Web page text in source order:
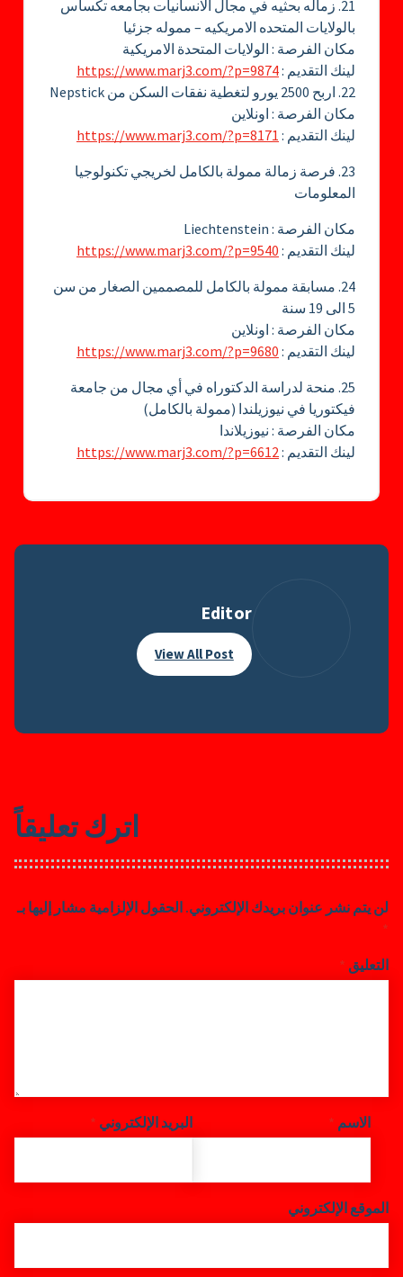
21. زماله بحثيه في مجال الانسانيات بجامعه تكساس
بالولايات المتحده الامريكيه – مموله جزئيا
مكان الفرصة : الولايات المتحدة الامريكية
لينك التقديم :https://www.marj3.com/?p=9874
22. اربح 2500 يورو لتغطية نفقات السكن من Nepstick
مكان الفرصة : اونلاين
لينك التقديم : https://www.marj3.com/?p=8171
23. فرصة زمالة ممولة بالكامل لخريجي تكنولوجيا
المعلومات
مكان الفرصة : Liechtenstein
لينك التقديم : https://www.marj3.com/?p=9540
24. مسابقة ممولة بالكامل للمصممين الصغار من سن
5 الى 19 سنة
مكان الفرصة : اونلاين
لينك التقديم : https://www.marj3.com/?p=9680
25. منحة لدراسة الدكتوراه في أي مجال من جامعة
فيكتوريا في نيوزيلندا (ممولة بالكامل)
مكان الفرصة : نيوزيلاندا
لينك التقديم :https://www.marj3.com/?p=6612
Editor
View All Post
اترك تعليقاً
لن يتم نشر عنوان بريدك الإلكتروني. الحقول الإلزامية مشار إليها بـ
*
التعليق *
الاسم * البريد الإلكتروني *
الموقع الإلكتروني